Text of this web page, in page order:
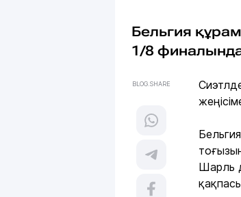
Бельгия
1/8
BLOG.SHARE
Шарль